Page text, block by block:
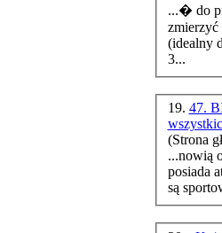
...� do
zmierzyć
(idealny
3...
19. 47.
(Strona
...nowią
są